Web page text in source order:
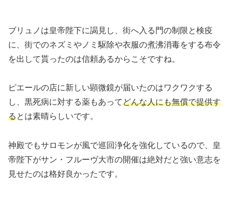
ブリュノは皇帝陛下に謁見し、街へ入る門の制限と検疫
に、街でのネズミやノミ駆除や衣服の煮沸消毒をする布令
を出して貰ったのは信頼あるからこそですね。
ピエールの店に新しい顕微鏡が届いたのはワクワクする
し、黒死病に対する薬もあってどんな人にも無償で提供す
るとは素晴らしいです。
神殿でもサロモンが風で巡回浄化を強化しているので、皇
帝陛下がサン・フルーヴ大市の開催は絶対だと強い意志を
見せたのは格好良かったです。